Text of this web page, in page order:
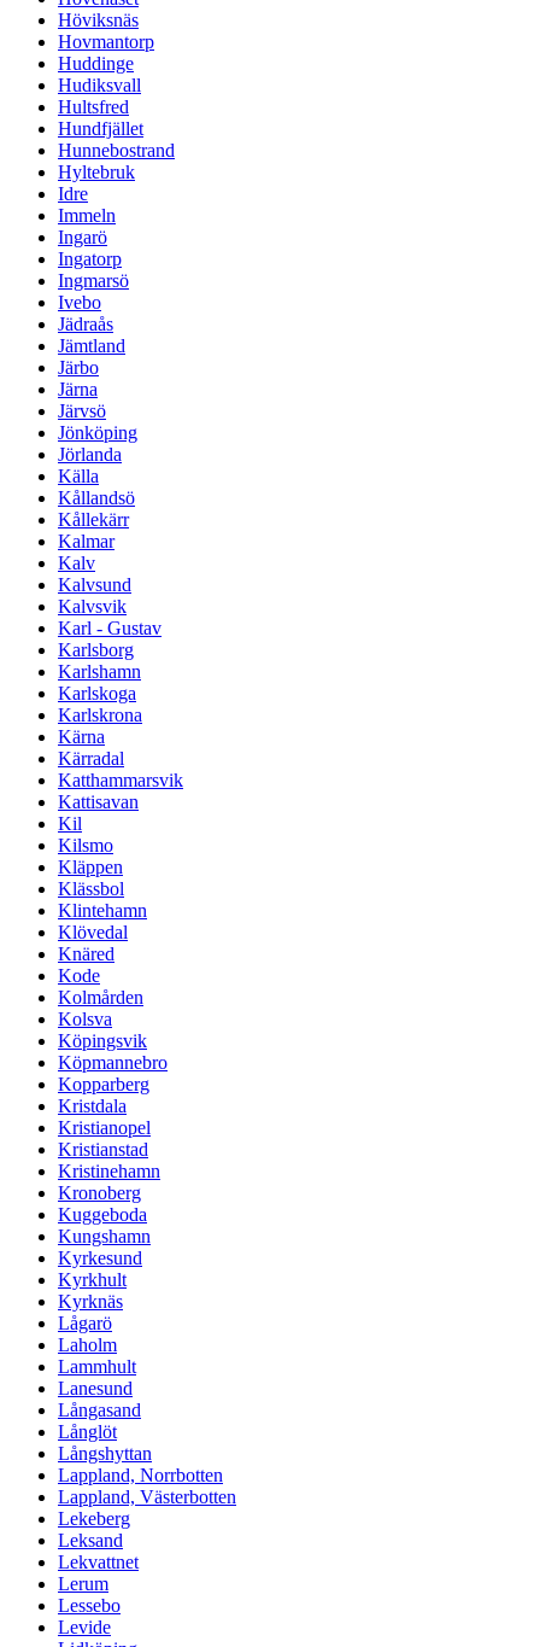
Höviksnäs
Hovmantorp
Huddinge
Hudiksvall
Hultsfred
Hundfjället
Hunnebostrand
Hyltebruk
Idre
Immeln
Ingarö
Ingatorp
Ingmarsö
Ivebo
Jädraås
Jämtland
Järbo
Järna
Järvsö
Jönköping
Jörlanda
Källa
Kållandsö
Kållekärr
Kalmar
Kalv
Kalvsund
Kalvsvik
Karl - Gustav
Karlsborg
Karlshamn
Karlskoga
Karlskrona
Kärna
Kärradal
Katthammarsvik
Kattisavan
Kil
Kilsmo
Kläppen
Klässbol
Klintehamn
Klövedal
Knäred
Kode
Kolmården
Kolsva
Köpingsvik
Köpmannebro
Kopparberg
Kristdala
Kristianopel
Kristianstad
Kristinehamn
Kronoberg
Kuggeboda
Kungshamn
Kyrkesund
Kyrkhult
Kyrknäs
Lågarö
Laholm
Lammhult
Lanesund
Långasand
Långlöt
Långshyttan
Lappland, Norrbotten
Lappland, Västerbotten
Lekeberg
Leksand
Lekvattnet
Lerum
Lessebo
Levide